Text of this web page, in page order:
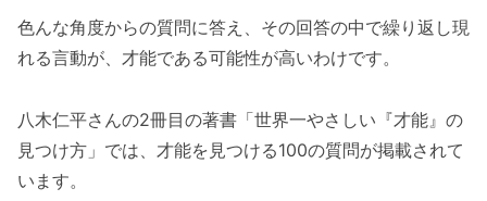
色んな角度からの質問に答え、その回答の中で繰り返し現
れる言動が、才能である可能性が高いわけです。
八木仁平さんの2冊目の著書「世界一やさしい『才能』の
見つけ方」では、才能を見つける100の質問が掲載されて
います。